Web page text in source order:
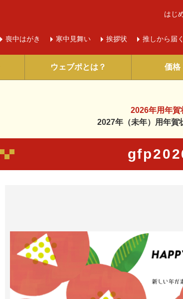
喪中はがき 寒中 見舞い 挨拶状 推しから届く
はじ
ウェブポとは？ 価格
2026年用年賀
2027年（未年）用年賀